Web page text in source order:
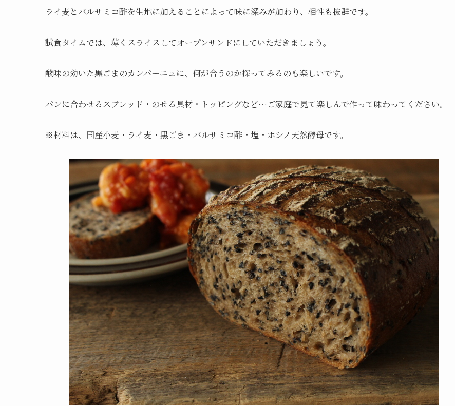
ライ麦とバルサミコ酢を生地に加えることによって味に深みが加わり、相性も抜群です。
試食タイムでは、薄くスライスしてオープンサンドにしていただきましょう。
酸味の効いた黒ごまのカンパーニュに、何が合うのか探ってみるのも楽しいです。
パンに合わせるスプレッド・のせる具材・トッピングなど…ご家庭で見て楽しんで作って味わってください。
※材料は、国産小麦・ライ麦・黒ごま・バルサミコ酢・塩・ホシノ天然酵母です。